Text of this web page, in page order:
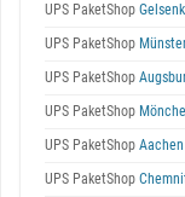
UPS PaketShop
UPS PaketShop
UPS PaketShop
UPS PaketShop
UPS PaketShop Aachen
UPS PaketShop